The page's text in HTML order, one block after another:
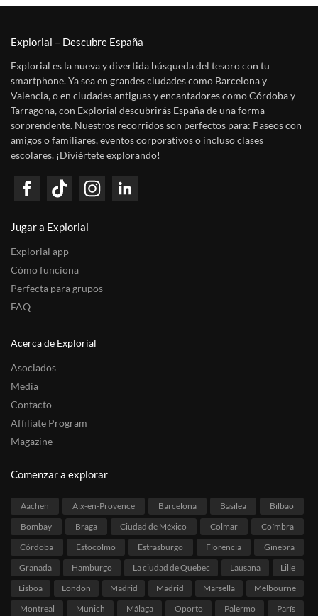
Explorial – Descubre España
Explorial es la nueva y divertida búsqueda del tesoro con tu
smartphone. Ya sea en grandes ciudades como Barcelona y
Valencia, o en ciudades antiguas y encantadores como Córdoba y
Tarragona, con Explorial descubrirás España de una forma
sorprendente. Nuestros recorridos son perfectos para: Paseos con
amigos o familiares, eventos corporativos o incluso clases
escolares. ¡Diviértete explorando!
Jugar a Explorial
Explorial app
Cómo funciona
Perfecta para grupos
FAQ
Acerca de Explorial
Asociados
Media
Contacto
Affiliate Program
Magazine
Comenzar a explorar
Aachen Aix-en-Provence Barcelona Basilea
Bilbao
Bombay
Braga Ciudad de México Colmar
Coímbra
Córdoba
Estocolmo Estrasburgo Florencia
Ginebra
Granada
Hamburgo La ciudad de Quebec Lausana
Lille
Lisboa
London Madrid Madrid Marsella
Melbourne
Montreal
Munich Málaga Oporto Palermo París